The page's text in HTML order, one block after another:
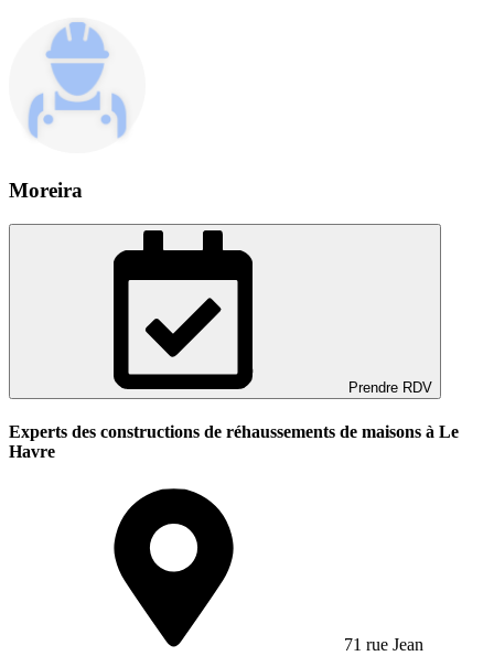
Moreira
Prendre RDV
Experts des constructions de réhaussements de maisons à Le
Havre
71 rue Jean